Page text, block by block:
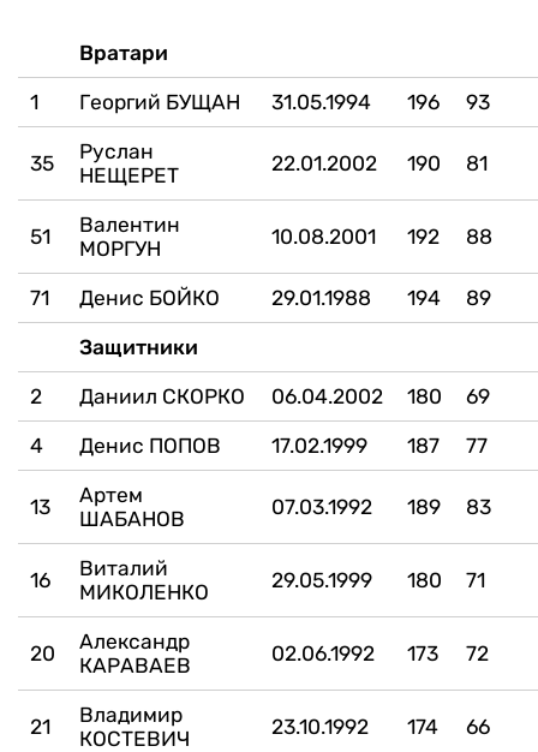
Вратари
1 Георгий БУЩАН 31.05.1994 196 93
35
Руслан
НЕЩЕРЕТ
22.01.2002 190 81
51
Валентин
МОРГУН
10.08.2001 192 88
71 Денис БОЙКО 29.01.1988 194 89
Защитники
2 Даниил СКОРКО 06.04.2002 180 69
4 Денис ПОПОВ 17.02.1999 187 77
13
Артем
ШАБАНОВ
07.03.1992 189 83
16
Виталий
МИКОЛЕНКО
29.05.1999 180 71
20
Александр
КАРАВАЕВ
02.06.1992 173 72
21
Владимир
КОСТЕВИЧ
23.10.1992 174 66